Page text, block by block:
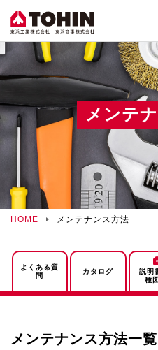
メンテ
HOME メンテナンス方法
よくある質
問
カタログ
説明
種
メンテナンス方法一覧